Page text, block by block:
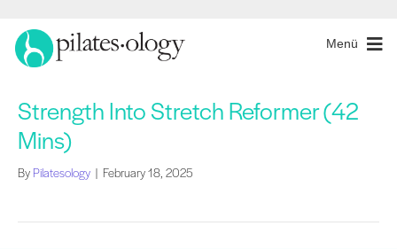
Menü
Strength Into Stretch Reformer (42
Mins)
By Pilatesology | February 18, 2025